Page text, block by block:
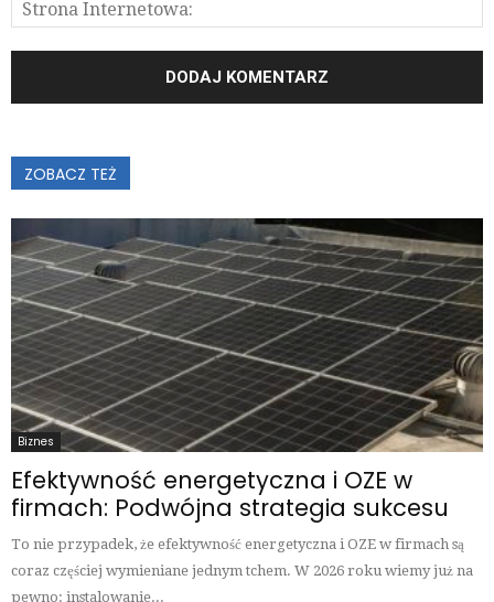
ZOBACZ TEŻ
Biznes
Efektywność energetyczna i OZE w
firmach: Podwójna strategia sukcesu
To nie przypadek, że efektywność energetyczna i OZE w firmach są
coraz częściej wymieniane jednym tchem. W 2026 roku wiemy już na
pewno: instalowanie...